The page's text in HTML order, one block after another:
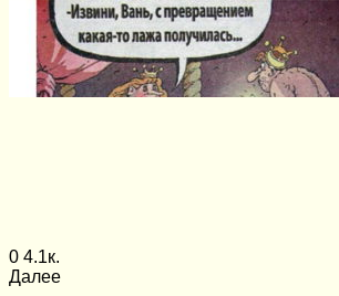
0 4.1к.
Далее